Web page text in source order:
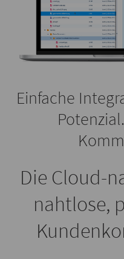
Einfache
Die Cloud-
nahtlose,